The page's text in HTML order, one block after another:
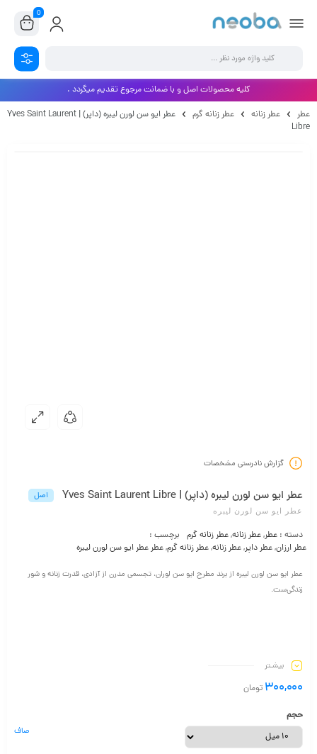
0
کلیه محصولات اصل و با ضمانت مرجوع تقدیم میگردد .
عطر
عطر زنانه عطر زنانه گرم
عطر ایو سن لورن لیبره (داپر) | Yves Saint Laurent
Libre
گزارش نادرستی مشخصات
عطر ایو سن لورن لیبره (داپر) | Yves Saint Laurent Libre اصل
عطر ایو سن لورن لیبره
دسته : عطر,عطر زنانه,عطر زنانه گرم
برچسب :
عطر ارزان,عطر داپر,عطر زنانه,عطر زنانه گرم,عطر عطر ایو سن لورن لیبره
عطر ایو سن لورن لیبره از برند مطرح ایو سن لوران، تجسمی مدرن از آزادی، قدرت زنانه و شور
زندگی‌ست.
بیشـتر
300,000 تومان
حجم
صاف